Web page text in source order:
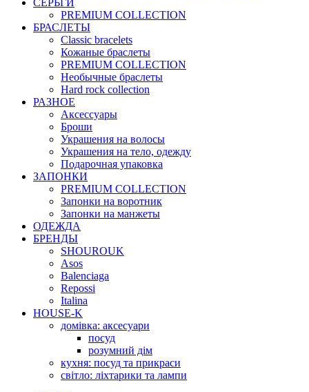
СЕРЬГИ
PREMIUM COLLECTION
БРАСЛЕТЫ
Classic bracelets
Кожаные браслеты
PREMIUM COLLECTION
Необычные браслеты
Hard rock collection
РАЗНОЕ
Аксессуары
Броши
Украшения на волосы
Украшения на тело, одежду
Подарочная упаковка
ЗАПОНКИ
PREMIUM COLLECTION
Запонки на воротник
Запонки на манжеты
ОДЕЖДА
БРЕНДЫ
SHOUROUK
Asos
Balenciaga
Repossi
Italina
HOUSE-K
домівка: аксесуари
посуд
розумний дім
кухня: посуд та прикраси
світло: ліхтарики та лампи